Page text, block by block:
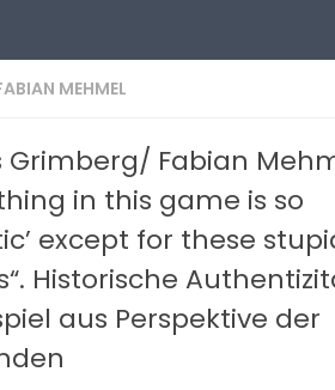
MEHMEL
Grimberg/ Fabian
in this game is so
except for these
Historische
aus Perspektive der